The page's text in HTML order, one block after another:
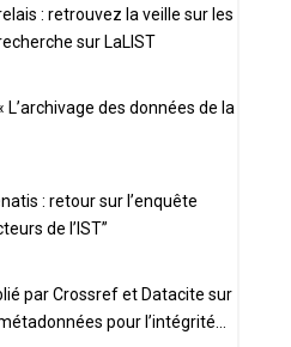
: retrouvez la veille sur les
sur LaLIST
L’archivage des données de la
: retour sur l’enquête
de l’IST”
par Crossref et Datacite sur
pour l’intégrité